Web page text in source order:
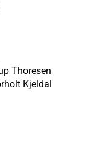
Thoresen
Kjeldal